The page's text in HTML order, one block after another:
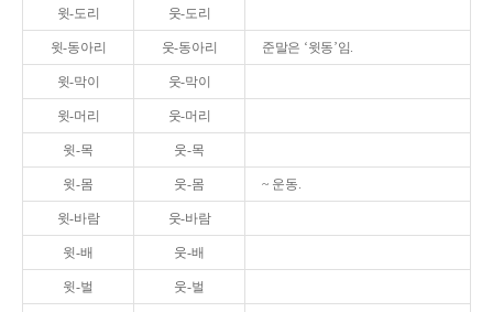
윗-도리 웃-도리
윗-동아리 웃-동아리 준말은 ‘윗동’임.
윗-막이 웃-막이
윗-머리 웃-머리
윗-목 웃-목
윗-몸 웃-몸 ~ 운동.
윗-바람 웃-바람
윗-배 웃-배
윗-벌 웃-벌